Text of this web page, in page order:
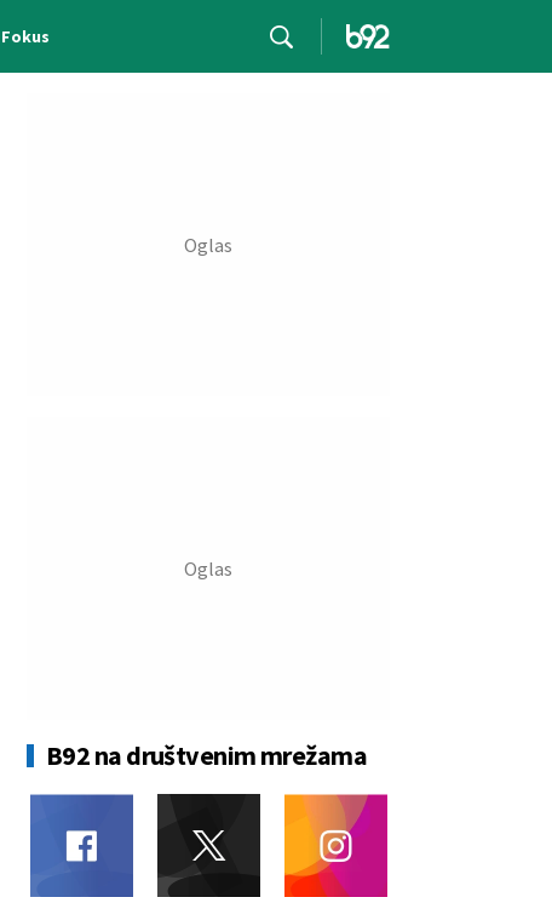
Fokus
B92 na društvenim mrežama